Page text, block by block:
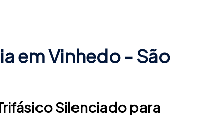
em Vinhedo - São
Silenciado para